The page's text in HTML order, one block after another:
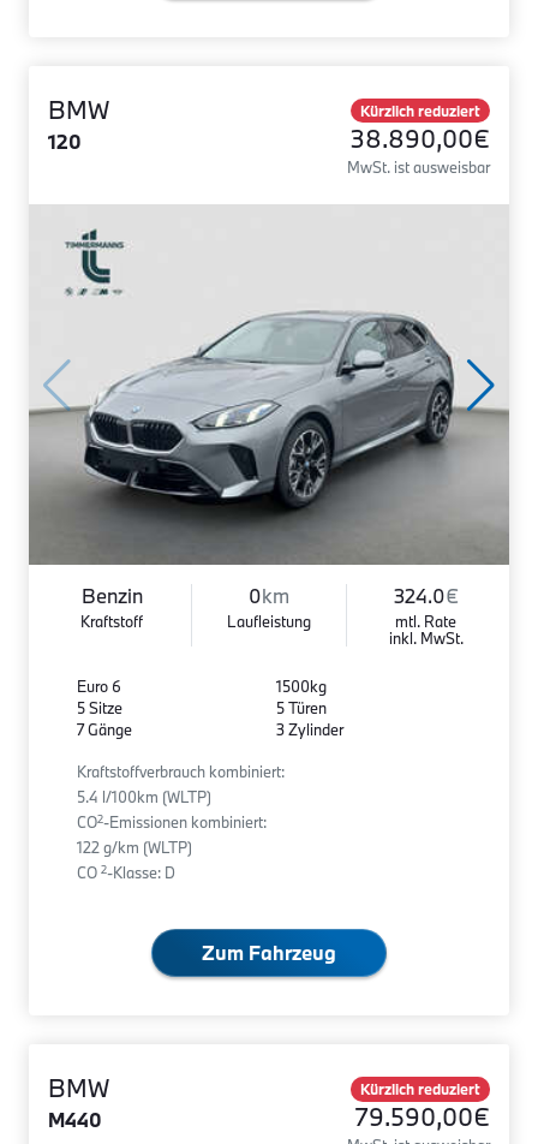
BMW
120
Kürzlich reduziert
38.890,00€
MwSt. ist ausweisbar
Benzin
Kraftstoff
0km
Laufleistung
324.0€
mtl. Rate
inkl. MwSt.
Euro 6
5 Sitze
7 Gänge
1500kg
5 Türen
3 Zylinder
Kraftstoffverbrauch kombiniert:
5.4 l/100km (WLTP)
CO2-Emissionen kombiniert:
122 g/km (WLTP)
CO 2-Klasse: D
Zum Fahrzeug
BMW
M440
Kürzlich reduziert
79.590,00€